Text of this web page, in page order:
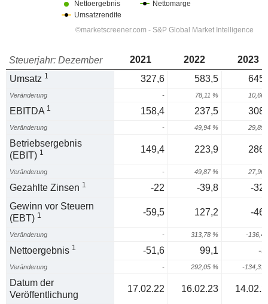
Steuerjahr: Dezember 2021 2022
2023
Umsatz 1 327,6 583,5
Veränderung - 78,11 % 10,66
EBITDA 1 158,4 237,5
Veränderung - 49,94 % 29,89
Betriebsergebnis
(EBIT) 1 149,4 223,9
Veränderung - 49,87 % 27,96
Gezahlte Zinsen 1 -22 -39,8
-
Gewinn vor Steuern
(EBT) 1 -59,5 127,2 -
Veränderung - 313,78 % -136,4
Nettoergebnis 1 -51,6 99,1 -
Veränderung - 292,05 % -134,31
Datum der
Veröffentlichung
17.02.22 16.02.23